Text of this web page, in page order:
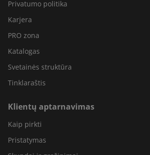
Privatumo politika
Karjera
PRO zona
Katalogas
Svetainės struktūra
Tinklaraštis
Klientų aptarnavimas
Kaip pirkti
Pristatymas